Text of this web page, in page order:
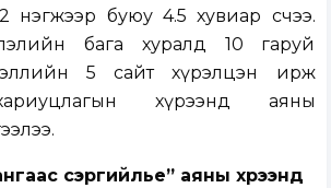
нэгжээр буюу 4.5 хувиар өсчээ.
бага хуралд 10 гаруй
5 сайт хүрэлцэн ирж
хүрээнд аяны
сэргийлье” аяны хүрээнд